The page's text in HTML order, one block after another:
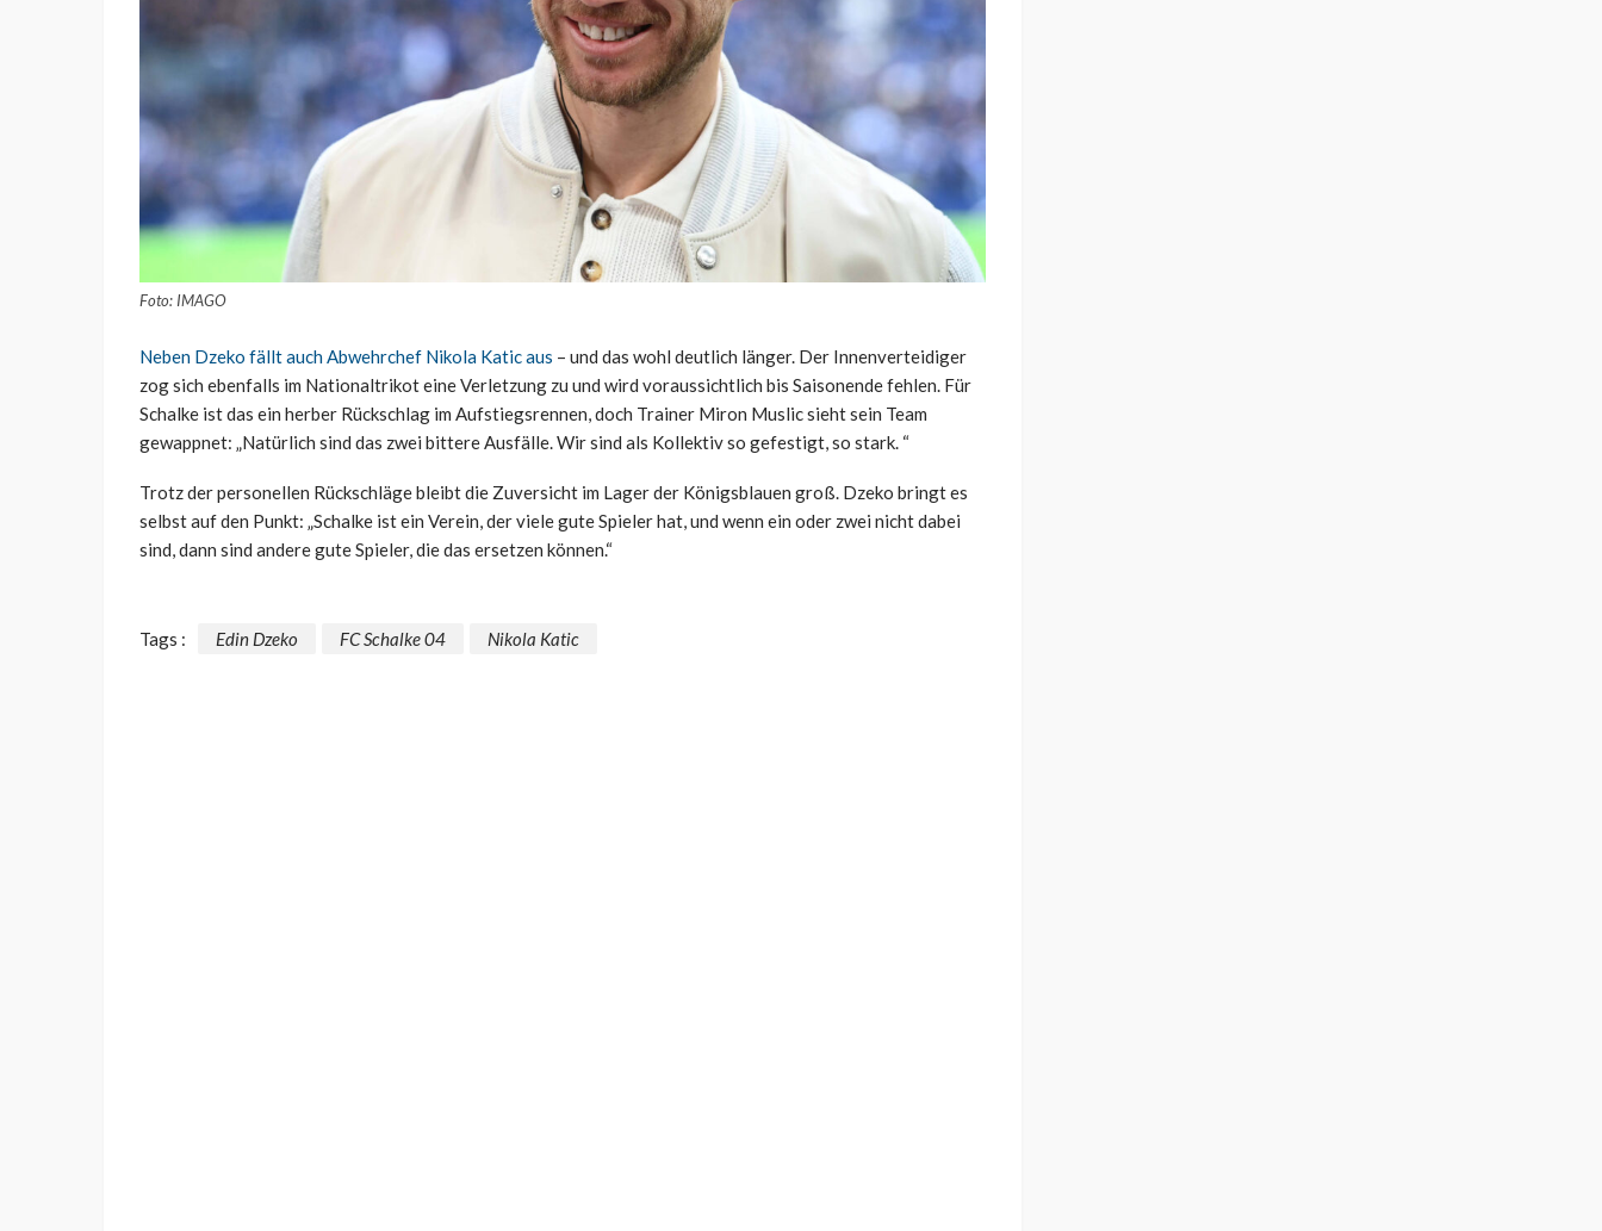
Foto: IMAGO
Neben Dzeko fällt auch Abwehrchef Nikola Katic aus – und das wohl deutlich länger. Der Innenverteidiger
zog sich ebenfalls im Nationaltrikot eine Verletzung zu und wird voraussichtlich bis Saisonende fehlen. Für
Schalke ist das ein herber Rückschlag im Aufstiegsrennen, doch Trainer Miron Muslic sieht sein Team
gewappnet: „Natürlich sind das zwei bittere Ausfälle. Wir sind als Kollektiv so gefestigt, so stark. “
Trotz der personellen Rückschläge bleibt die Zuversicht im Lager der Königsblauen groß. Dzeko bringt es
selbst auf den Punkt: „Schalke ist ein Verein, der viele gute Spieler hat, und wenn ein oder zwei nicht dabei
sind, dann sind andere gute Spieler, die das ersetzen können.“
Tags : Edin Dzeko FC Schalke 04 Nikola Katic